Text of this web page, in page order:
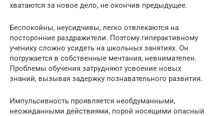
хватаются за новое дело, не окончив предыдущее.
Беспокойны, неусидчивы, легко отвлекаются на
посторонние раздражители. Поэтому гиперактивному
ученику сложно усидеть на школьных занятиях. Он
погружается в собственные мечтания, невнимателен.
Проблемы обучения затрудняют усвоение новых
знаний, вызывая задержку познавательного развития.
Импульсивность проявляется необдуманными,
неожиданными действиями, порой носящими опасный